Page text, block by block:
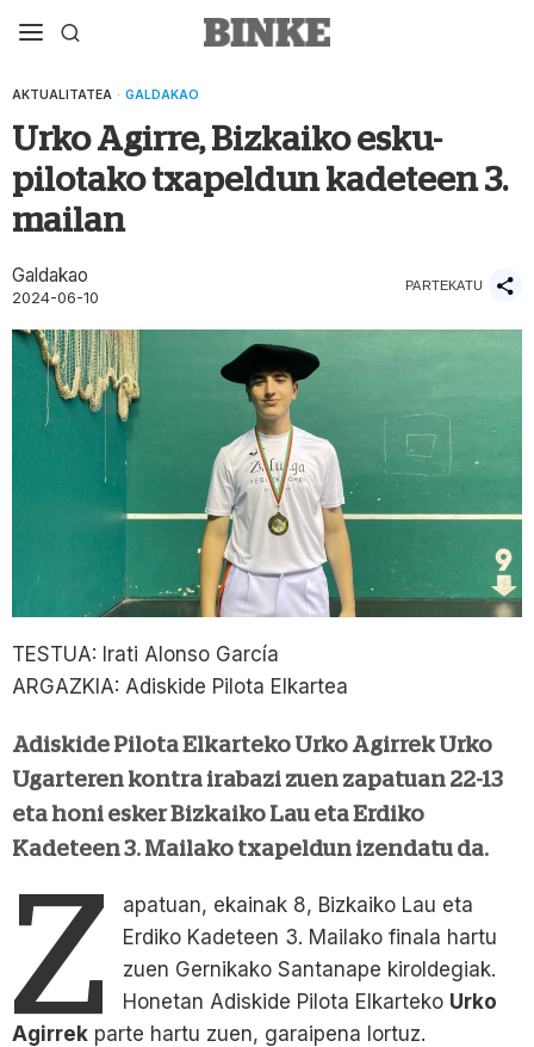
AKTUALITATEA · GALDAKAO
Urko Agirre, Bizkaiko esku-
pilotako txapeldun kadeteen 3.
mailan
Galdakao
2024-06-10
PARTEKATU
TESTUA: Irati Alonso García
ARGAZKIA: Adiskide Pilota Elkartea
Adiskide Pilota Elkarteko Urko Agirrek Urko
Ugarteren kontra irabazi zuen zapatuan 22-13
eta honi esker Bizkaiko Lau eta Erdiko
Kadeteen 3. Mailako txapeldun izendatu da.
Z
apatuan, ekainak 8, Bizkaiko Lau eta
Erdiko Kadeteen 3. Mailako finala hartu
zuen Gernikako Santanape kiroldegiak.
Honetan Adiskide Pilota Elkarteko Urko
Agirrek parte hartu zuen, garaipena lortuz.